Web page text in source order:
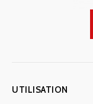
UTILISATION